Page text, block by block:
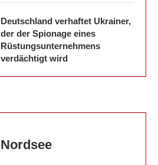
Deutschland verhaftet Ukrainer,
der der Spionage eines
Rüstungsunternehmens
verdächtigt wird
Nordsee